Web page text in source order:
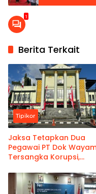
1
Berita Terkait
Tipikor
Jaksa Tetapkan Dua
Pegawai PT Dok
Tersangka Korupsi,
Rp18,9 Miliar